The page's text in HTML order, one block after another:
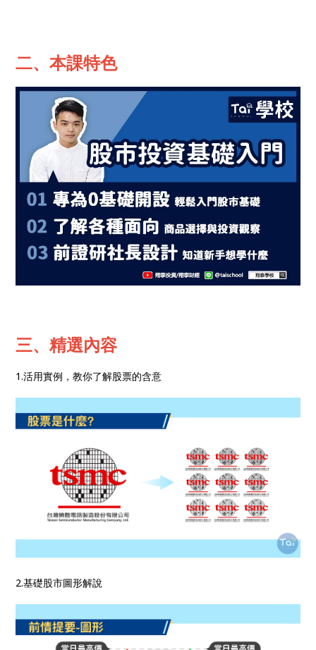
二、本課特色
三、精選內容
1.活用實例，教你了解股票的含意
2.基礎股市圖形解說